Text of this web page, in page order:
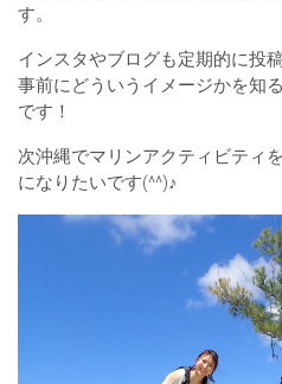
す。
インスタやブログも定期的に投
事前にどういうイメージかを知
です！
次沖縄でマリンアクティビティ
になりたいです(^^)♪